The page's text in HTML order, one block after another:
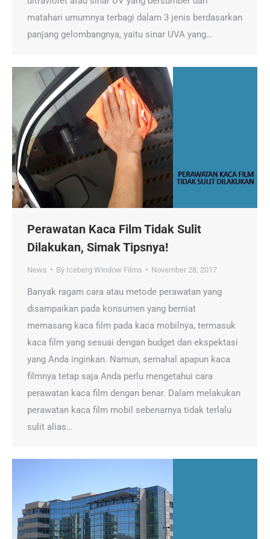
matahari umumnya terbagi dalam 3 jenis berdasarkan
panjang gelombangnya, yaitu sinar UVA yang…
Perawatan Kaca Film Tidak Sulit
Dilakukan, Simak Tipsnya!
News By Iceberg Window Films November 28, 2017
Banyak ragam cara atau metode perawatan yang
disampaikan pada konsumen yang berniat
memasang kaca film pada kaca mobilnya, termasuk
kaca film yang sesuai dengan budget dan ekspektasi
yang Anda inginkan. Namun, semahal apapun kaca
filmnya tetap saja Anda perlu mengetahui cara
perawatan kaca film dengan benar. Dalam melakukan
perawatan kaca film mobil sebenarnya tidak terlalu
sulit alias…